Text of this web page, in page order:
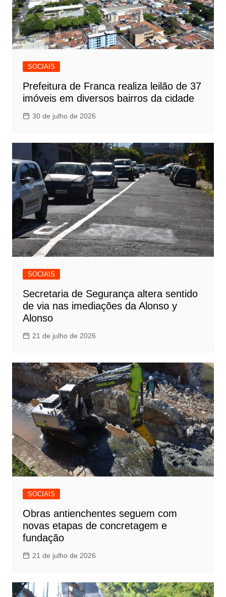
SOCIAIS
Prefeitura de Franca realiza leilão de 37
imóveis em diversos bairros da cidade
30 de julho de 2026
SOCIAIS
Secretaria de Segurança altera sentido
de via nas imediações da Alonso y
Alonso
21 de julho de 2026
SOCIAIS
Obras antienchentes seguem com
novas etapas de concretagem e
fundação
21 de julho de 2026